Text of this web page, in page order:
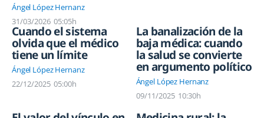
Ángel López Hernanz
31/03/2026 05:05h
Cuando el sistema
olvida que el médico
tiene un límite
Ángel López Hernanz
22/12/2025 05:00h
La banalización de la
baja médica: cuando
la salud se convierte
en argumento político
Ángel López Hernanz
09/11/2025 10:30h